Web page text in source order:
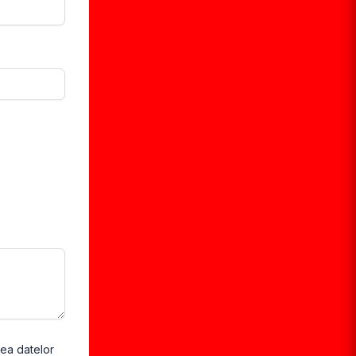
datelor